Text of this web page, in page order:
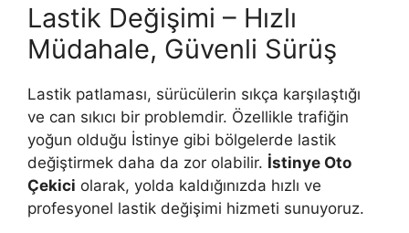
Lastik Değişimi – Hızlı
Müdahale, Güvenli Sürüş
Lastik patlaması, sürücülerin sıkça karşılaştığı
ve can sıkıcı bir problemdir. Özellikle trafiğin
yoğun olduğu İstinye gibi bölgelerde lastik
değiştirmek daha da zor olabilir. İstinye Oto
Çekici olarak, yolda kaldığınızda hızlı ve
profesyonel lastik değişimi hizmeti sunuyoruz.